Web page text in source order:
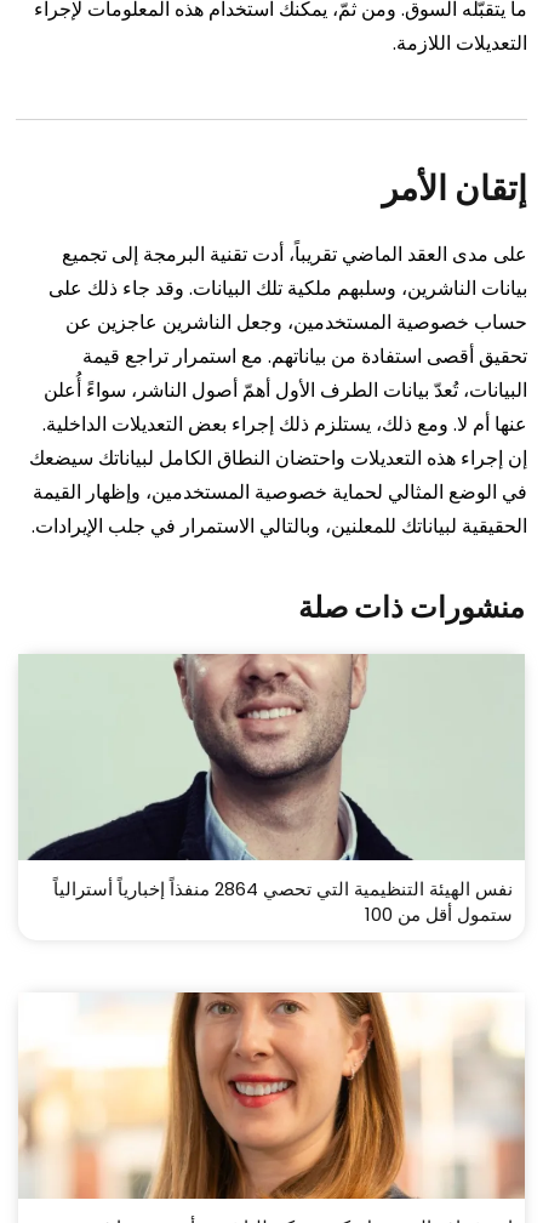
ما يتقبّله السوق. ومن ثمّ، يمكنك استخدام هذه المعلومات لإجراء
التعديلات اللازمة.
إتقان الأمر
على مدى العقد الماضي تقريباً، أدت تقنية البرمجة إلى تجميع
بيانات الناشرين، وسلبهم ملكية تلك البيانات. وقد جاء ذلك على
حساب خصوصية المستخدمين، وجعل الناشرين عاجزين عن
تحقيق أقصى استفادة من بياناتهم. مع استمرار تراجع قيمة
البيانات، تُعدّ بيانات الطرف الأول أهمّ أصول الناشر، سواءً أُعلن
عنها أم لا. ومع ذلك، يستلزم ذلك إجراء بعض التعديلات الداخلية.
إن إجراء هذه التعديلات واحتضان النطاق الكامل لبياناتك سيضعك
في الوضع المثالي لحماية خصوصية المستخدمين، وإظهار القيمة
الحقيقية لبياناتك للمعلنين، وبالتالي الاستمرار في جلب الإيرادات.
منشورات ذات صلة
نفس الهيئة التنظيمية التي تحصي 2864 منفذاً إخبارياً أسترالياً
ستمول أقل من 100